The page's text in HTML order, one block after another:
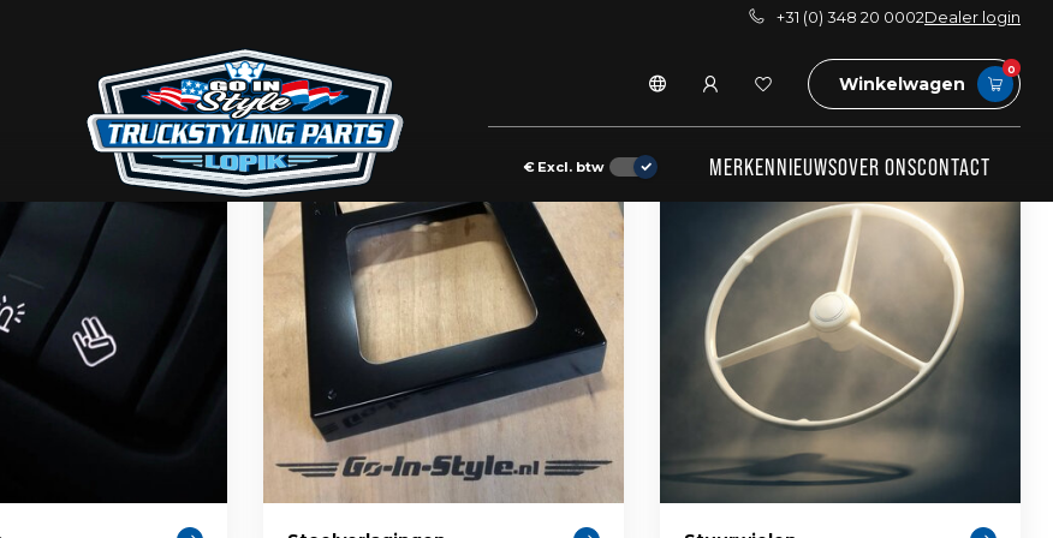
+31 (0) 348 20 0002Dealer login
Winkelwagen
0
€ Excl. btw MERKENNIEUWSOVER ONSCONTACT